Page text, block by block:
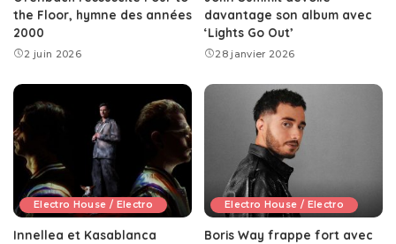
the Floor, hymne des années
2000
2 juin 2026
davantage son album avec
‘Lights Go Out’
28 janvier 2026
Electro House / Electro
Innellea et Kasablanca
Electro House / Electro
Boris Way frappe fort avec